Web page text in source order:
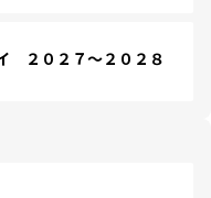
２０２７～２０２８